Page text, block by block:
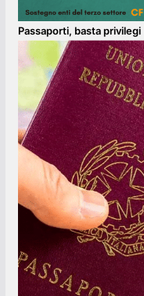
Passaporti, basta privilegi